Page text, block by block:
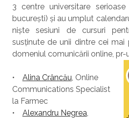
3 centre universitare
bucurești) și au umplut
niște sesiuni de cursuri
susținute de unii dintre cei mai
domeniul comunicării online, pr-
• Alina Crâncău, Online
Communications Specialist
la Farmec
• Alexandru Negrea,